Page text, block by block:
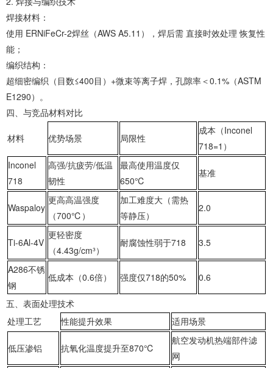
‌焊接材料‌：
使用 ‌ERNiFeCr-2焊丝‌（AWS A5.11），焊后需 ‌直接时效处理‌ 恢复性
能；
‌编织结构‌：
‌超细密编织（目数≤400目）+微束等离子焊‌，孔隙率＜0.1%（ASTM
E1290）。
‌四、与竞品材料对比‌
材料 优势场景 局限性
成本（Inconel
718=1）
‌Inconel
718‌
高强/抗疲劳/低温
韧性
最高使用温度仅
650℃
基准
‌Waspaloy‌
更高高温强度
（700℃）
加工难度大（需热
等静压）
2.0
‌Ti-6Al-4V‌
更轻密度
（4.43g/cm³）
耐腐蚀性弱于718 3.5
‌A286不锈
钢‌
低成本（0.6倍） 强度仅718的50% 0.6
‌五、表面处理技术‌
处理工艺
性能提升效果 适用场景
‌低压渗铝‌ 抗氧化温度提升至870℃
航空发动机热端部件滤
网